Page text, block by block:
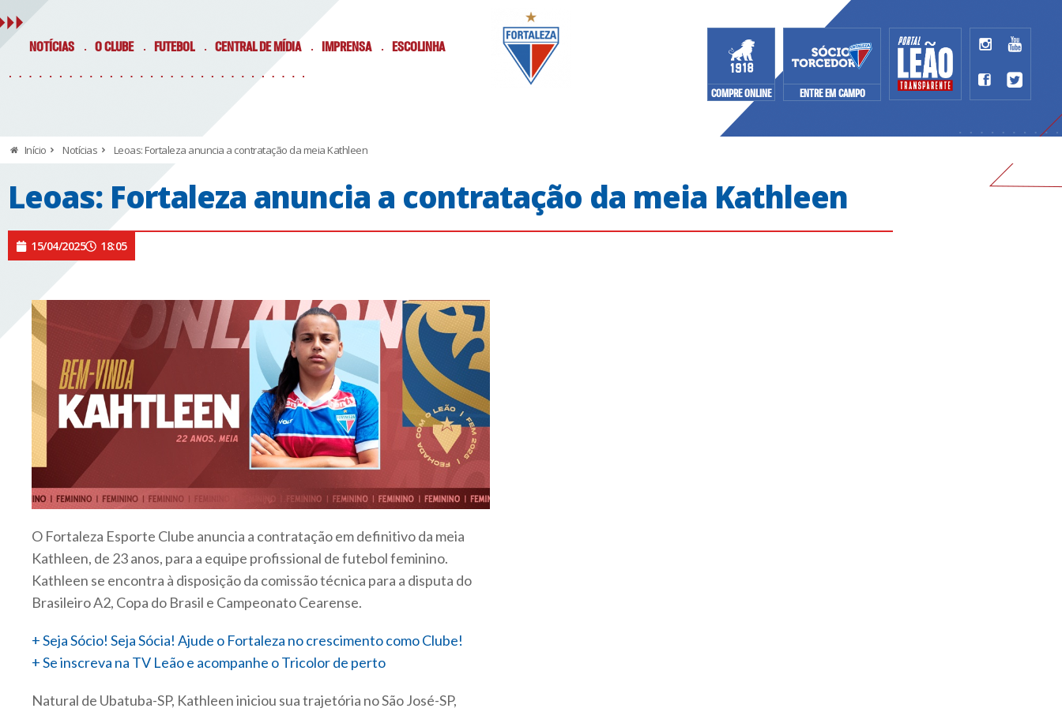
NOTÍCIAS O CLUBE FUTEBOL CENTRAL DE MÍDIA IMPRENSA ESCOLINHA
COMPRE ONLINE ENTRE EM CAMPO
Início Notícias Leoas: Fortaleza anuncia a contratação da meia Kathleen
Leoas: Fortaleza anuncia a contratação da meia Kathleen
15/04/2025 18:05
O Fortaleza Esporte Clube anuncia a contratação em definitivo da meia
Kathleen, de 23 anos, para a equipe profissional de futebol feminino.
Kathleen se encontra à disposição da comissão técnica para a disputa do
Brasileiro A2, Copa do Brasil e Campeonato Cearense.
+ Seja Sócio! Seja Sócia! Ajude o Fortaleza no crescimento como Clube!
+ Se inscreva na TV Leão e acompanhe o Tricolor de perto
Natural de Ubatuba-SP, Kathleen iniciou sua trajetória no São José-SP,